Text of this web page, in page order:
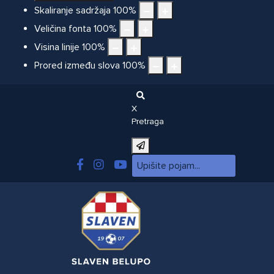
Skaliranje sadržaja 100%
Veličina fonta 100%
Visina linije 100%
Prored između slova 100%
X
Pretraga